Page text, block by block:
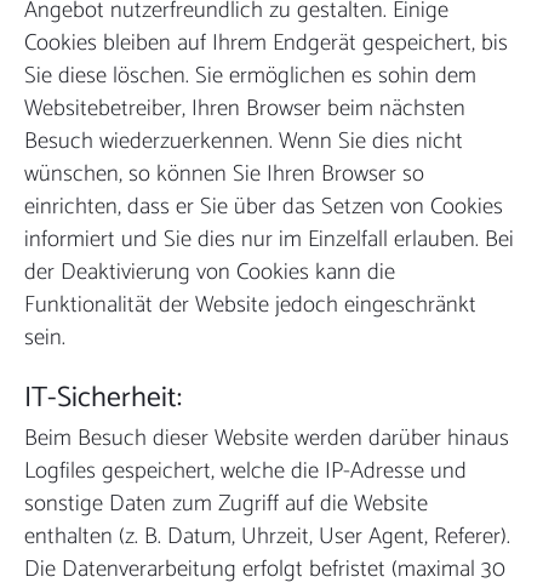
Angebot nutzerfreundlich zu gestalten. Einige
Cookies bleiben auf Ihrem Endgerät gespeichert, bis
Sie diese löschen. Sie ermöglichen es sohin dem
Websitebetreiber, Ihren Browser beim nächsten
Besuch wiederzuerkennen. Wenn Sie dies nicht
wünschen, so können Sie Ihren Browser so
einrichten, dass er Sie über das Setzen von Cookies
informiert und Sie dies nur im Einzelfall erlauben. Bei
der Deaktivierung von Cookies kann die
Funktionalität der Website jedoch eingeschränkt
sein.
IT-Sicherheit:
Beim Besuch dieser Website werden darüber hinaus
Logfiles gespeichert, welche die IP-Adresse und
sonstige Daten zum Zugriff auf die Website
enthalten (z. B. Datum, Uhrzeit, User Agent, Referer).
Die Datenverarbeitung erfolgt befristet (maximal 30